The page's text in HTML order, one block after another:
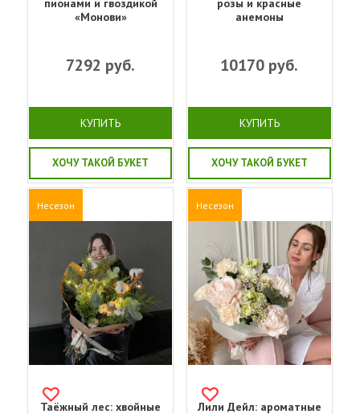
пионами и гвоздикой
«Монови»
7292 руб.
КУПИТЬ
ХОЧУ ТАКОЙ БУКЕТ
розы и красные
анемоны
10170 руб.
КУПИТЬ
ХОЧУ ТАКОЙ БУКЕТ
Несезон
Таёжный лес: хвойные
Несезон
Лили Дейл: ароматные